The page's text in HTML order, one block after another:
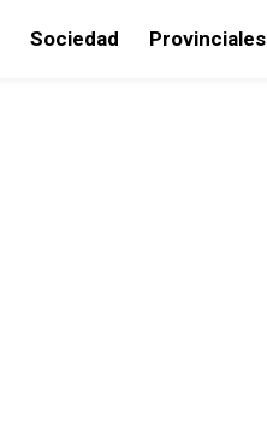
Sociedad Provinciales